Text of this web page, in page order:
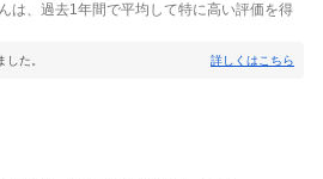
は、過去1年間で平均して特に高い評価を得
た。 詳しくはこちら